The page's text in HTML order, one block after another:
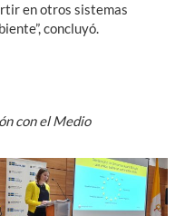
en otros sistemas
concluyó.
con el Medio